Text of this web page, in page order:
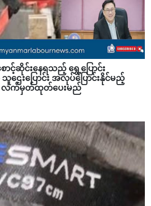
င့်ဆိုင်းနေရသည့် ရွှေ့ပြောင်း
ေးပြောင်း အလုပ်ပြောင်းနိုင်မည့်
က်မှတ်ထုတ်ပေးမည်